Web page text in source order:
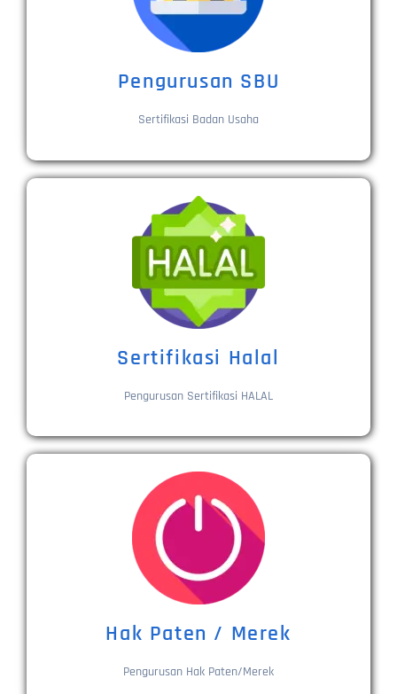
Pengurusan SBU
Sertifikasi Badan Usaha
Sertifikasi Halal
Pengurusan Sertifikasi HALAL
Hak Paten / Merek
Pengurusan Hak Paten/Merek